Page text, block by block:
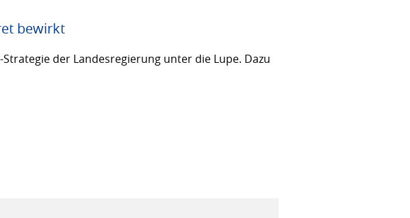
bewirkt
der Landesregierung unter die Lupe. Dazu